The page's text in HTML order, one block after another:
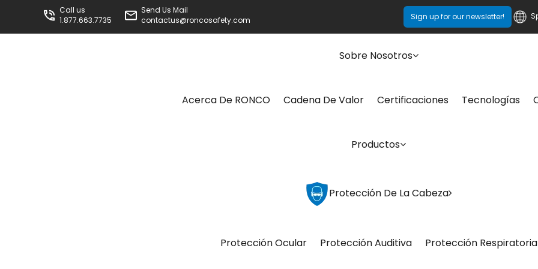
Call us
1.877.663.7735
Send Us Mail
contactus@roncosafety.com
Sign up for our newsletter!
Sobre Nosotros
Acerca De RONCO Cadena De Valor Certificaciones Tecnologías
Productos
Protección De La Cabeza
Protección Ocular Protección Auditiva Protección Respiratoria